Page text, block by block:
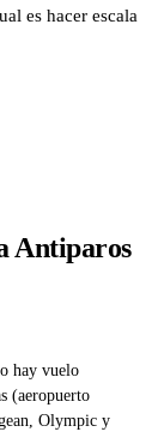
es hacer escala
Antiparos
hay vuelo
(aeropuerto
Olympic y